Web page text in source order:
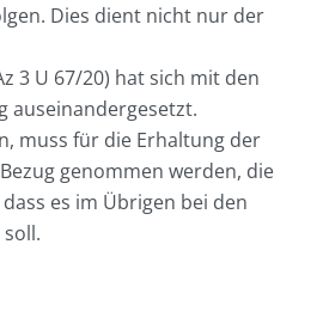
Dies dient nicht nur der
3 U 67/20) hat sich mit den
auseinandergesetzt.
muss für die Erhaltung der
genommen werden, die
es im Übrigen bei den